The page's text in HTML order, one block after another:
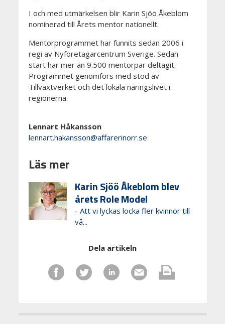
I och med utmärkelsen blir Karin Sjöö Åkeblom
nominerad till Årets mentor nationellt.
Mentorprogrammet har funnits sedan 2006 i
regi av Nyföretagarcentrum Sverige. Sedan
start har mer än 9.500 mentorpar deltagit.
Programmet genomförs med stöd av
Tillväxtverket och det lokala näringslivet i
regionerna.
Lennart Håkansson
lennart.hakansson@affarerinorr.se
Läs mer
Karin Sjöö Åkeblom blev
årets Role Model
- Att vi lyckas locka fler kvinnor till
vå...
Dela artikeln